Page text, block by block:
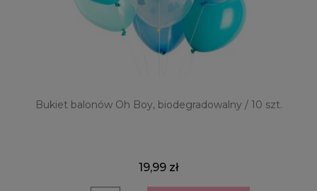
Bukiet balonów Oh Boy, biodegradowalny / 10 szt.
19,99 zł